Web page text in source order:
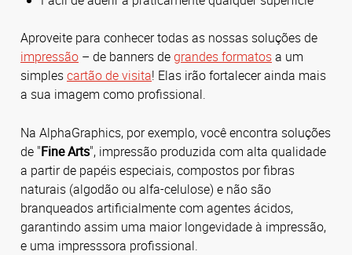
Aproveite para conhecer todas as nossas soluções de
impressão – de banners degrandes formatosa um
simplescartão de visita! Elas irão fortalecer ainda mais
a sua imagem como profissional.
Na AlphaGraphics, por exemplo, você encontra soluções
de "Fine Arts", impressão produzida com alta qualidade
a partir de papéis especiais, compostos por fibras
naturais (algodão ou alfa-celulose) e não são
branqueados artificialmente com agentes ácidos,
garantindo assim uma maior longevidade à impressão,
e uma impresssora profissional.